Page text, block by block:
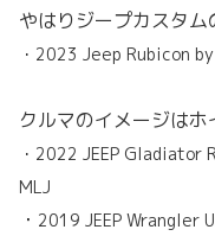
やはりジープカスタ
・2023 Jeep Rubicon by
クルマのイメージは
・2022 JEEP Gladiator
MLJ
・ 2019 JEEP Wrangler